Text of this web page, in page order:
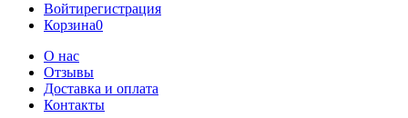
Войтирегистрация
Корзина0
О нас
Отзывы
Доставка и оплата
Контакты